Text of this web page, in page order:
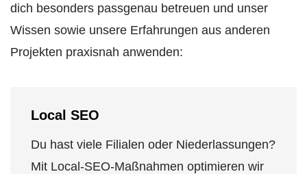
dich besonders passgenau betreuen und unser
Wissen sowie unsere Erfahrungen aus anderen
Projekten praxisnah anwenden:
Local SEO
Du hast viele Filialen oder Niederlassungen?
Mit Local-SEO-Maßnahmen optimieren wir